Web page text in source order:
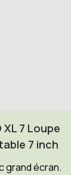
XL 7 Loupe
7 inch
grand écran.